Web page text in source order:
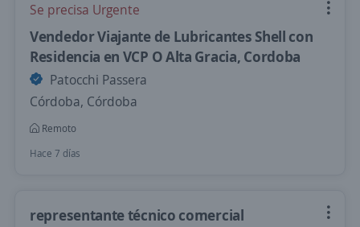
Se precisa Urgente
Vendedor Viajante de Lubricantes Shell con
Residencia en VCP O Alta Gracia, Cordoba
Patocchi Passera
Córdoba, Córdoba
Remoto
Hace 7 días
representante técnico comercial